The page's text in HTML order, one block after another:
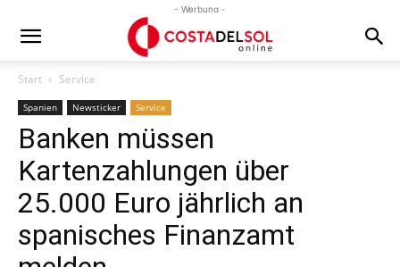
- Werbung -
Start Service
Spanien Newsticker Service
Banken müssen
Kartenzahlungen über
25.000 Euro jährlich an
spanisches Finanzamt